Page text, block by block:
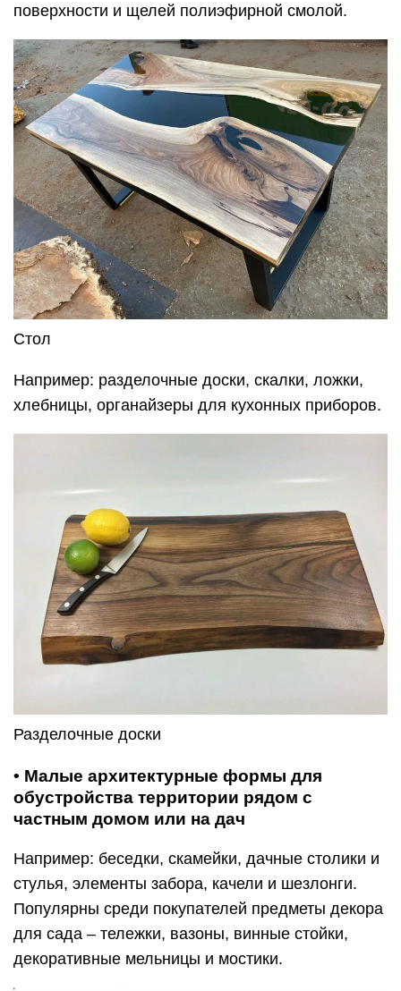
поверхности и щелей полиэфирной смолой.
Стол
Например: разделочные доски, скалки, ложки,
хлебницы, органайзеры для кухонных приборов.
Разделочные доски
• Малые архитектурные формы для
обустройства территории рядом с
частным домом или на дач
Например: беседки, скамейки, дачные столики и
стулья, элементы забора, качели и шезлонги.
Популярны среди покупателей предметы декора
для сада – тележки, вазоны, винные стойки,
декоративные мельницы и мостики.